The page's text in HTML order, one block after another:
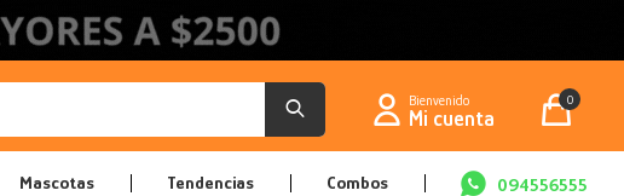
Mascotas Tendencias Combos 094556555
0